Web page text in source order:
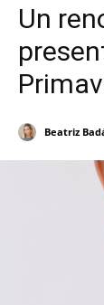
Un
Beatriz